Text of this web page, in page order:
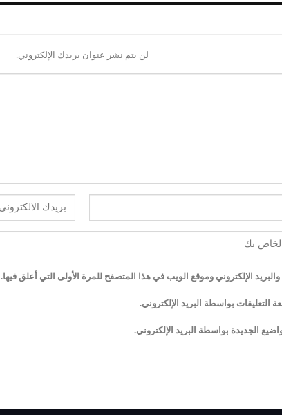
لن يتم نشر عنوان بريدك الإلكتروني.
الإلكتروني وموقع الويب في هذا المتصفح للمرة الأولى التي أعلق فيها.
التعليقات بواسطة البريد الإلكتروني.
الجديدة بواسطة البريد الإلكتروني.